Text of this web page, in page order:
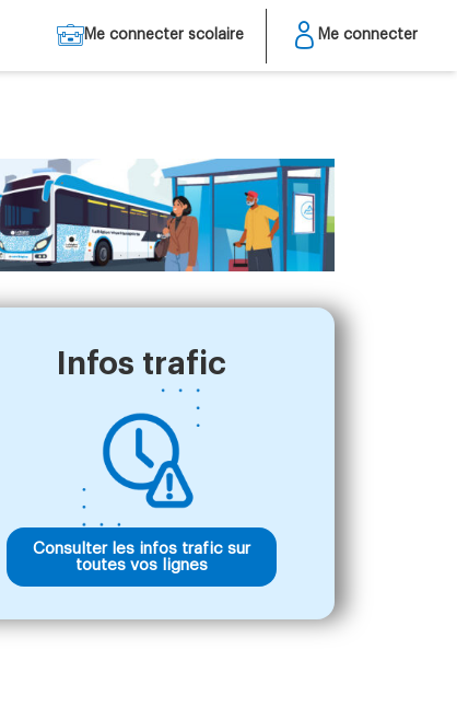
Infos trafic
Consulter les infos trafic sur
toutes vos lignes
Me connecter scolaire Me connecter